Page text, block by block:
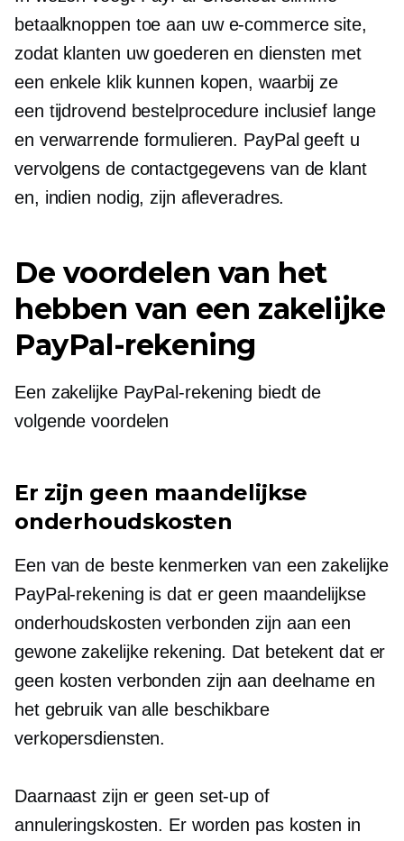
betaalknoppen toe aan uw e-commercesite,
zodat klanten uw goederen en diensten met
een enkele klik kunnen kopen, waarbij ze
een tijdrovend bestelprocedure inclusief lange
en verwarrende formulieren. PayPal geeft u
vervolgens de contactgegevens van de klant
en, indien nodig, zijn afleveradres.
De voordelen van het
hebben van een zakelijke
PayPal-rekening
Een zakelijke PayPal-rekening biedt de
volgende voordelen
Er zijn geen maandelijkse
onderhoudskosten
Een van de beste kenmerken van een zakelijke
PayPal-rekening is dat er geen maandelijkse
onderhoudskosten verbonden zijn aan een
gewone zakelijke rekening. Dat betekent dat er
geen kosten verbonden zijn aan deelname en
het gebruik van alle beschikbare
verkopersdiensten.
Daarnaast zijn er geen set-up of
annuleringskosten. Er worden pas kosten in